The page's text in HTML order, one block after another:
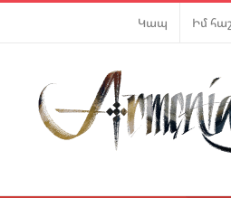
Կապ Իմ